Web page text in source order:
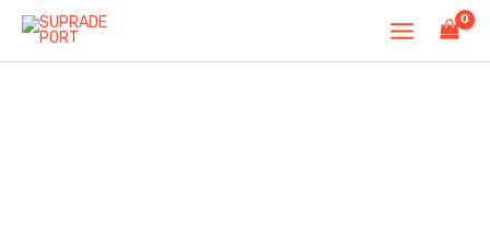
contenido